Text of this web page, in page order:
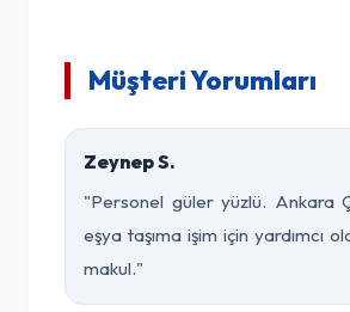
Müşteri Yorumları
Zeynep S.
"Personel güler yüzlü. Ankara
eşya taşıma işim için yardımcı
makul."